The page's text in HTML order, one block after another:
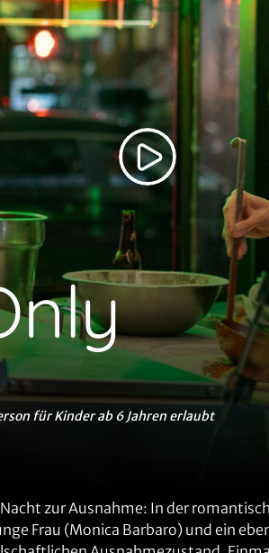
für Kinder ab 6 Jahren erlaubt
zur Ausnahme: In der
Frau (Monica Barbaro) und ein